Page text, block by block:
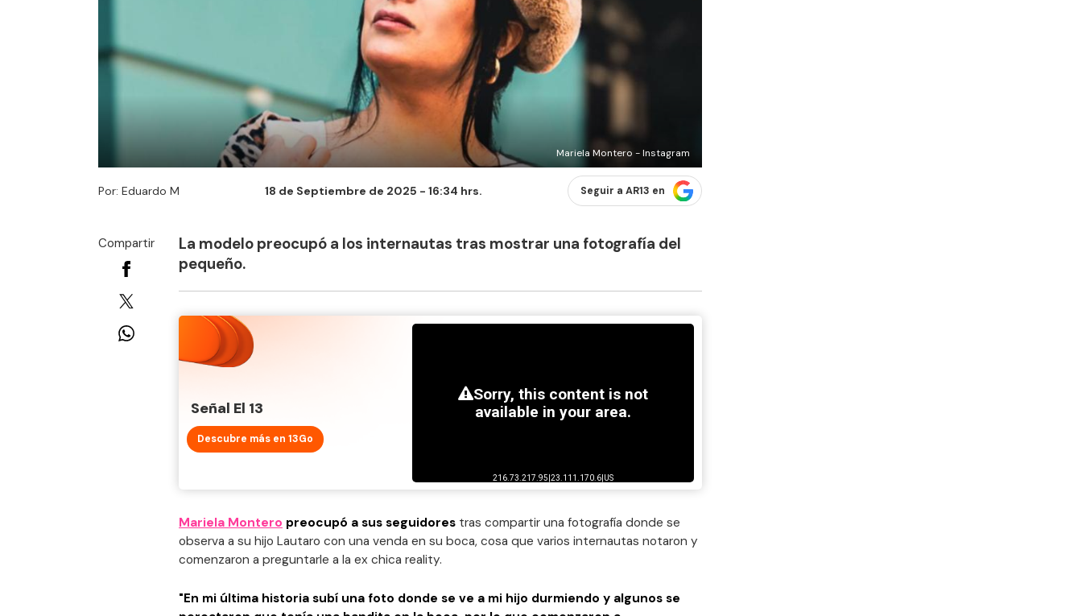
Mariela Montero - Instagram
Por: Eduardo M 18 de Septiembre de 2025 - 16:34 hrs. Seguir a AR13 en
Compartir
La modelo preocupó a los internautas tras mostrar una fotografía del
pequeño.
Señal El 13
Descubre más en 13Go
Mariela Montero preocupó a sus seguidores tras compartir una fotografía donde se
observa a su hijo Lautaro con una venda en su boca, cosa que varios internautas notaron y
comenzaron a preguntarle a la ex chica reality.
"En mi última historia subí una foto donde se ve a mi hijo durmiendo y algunos se